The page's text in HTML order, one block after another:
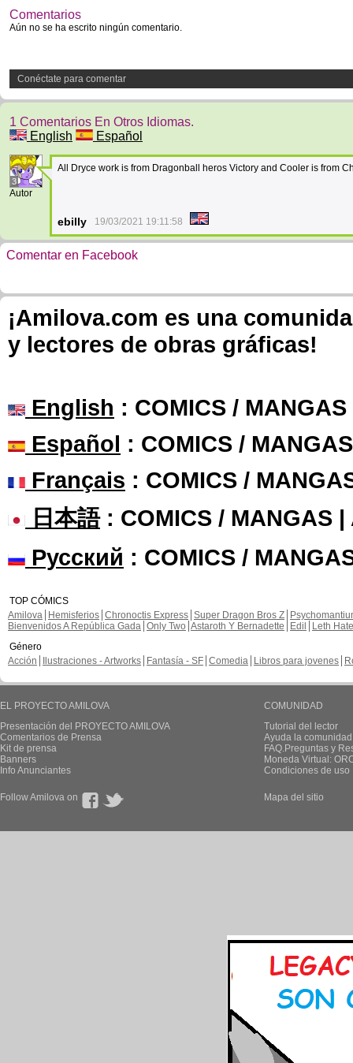
Comentarios
Aún no se ha escrito ningún comentario.
Conéctate para comentar
1 Comentarios En Otros Idiomas.
English
Español
3
Autor
All Dryce work is from Dragonball heros Victory and Cooler is from
ebilly 19/03/2021 19:11:58
Comentar en Facebook
¡Amilova.com es una
y lectores de obras gráficas!
English : COMICS /
Español : COMICS /
Français : COMICS /
日本語: COMICS / MANGAS |
Русский : COMICS /
TOP CÓMICS
Amilova
Hemisferios Chronoctis Express Super Dragon Bros Z
Bienvenidos A República Gada Only Two Astaroth Y Bernadette Edil
Leth Hate
Género
Acción
Ilustraciones - Artworks Fantasía - SF Comedia Libros para jovenes
EL PROYECTO AMILOVA
Presentación del PROYECTO AMILOVA
Comentarios de Prensa
Kit de prensa
Banners
Info Anunciantes
COMUNIDAD
Tutorial del lector
Ayuda la
FAQ.Preguntas y
Moneda Virtual:
Condiciones de uso
Follow Amilova on Mapa del sitio